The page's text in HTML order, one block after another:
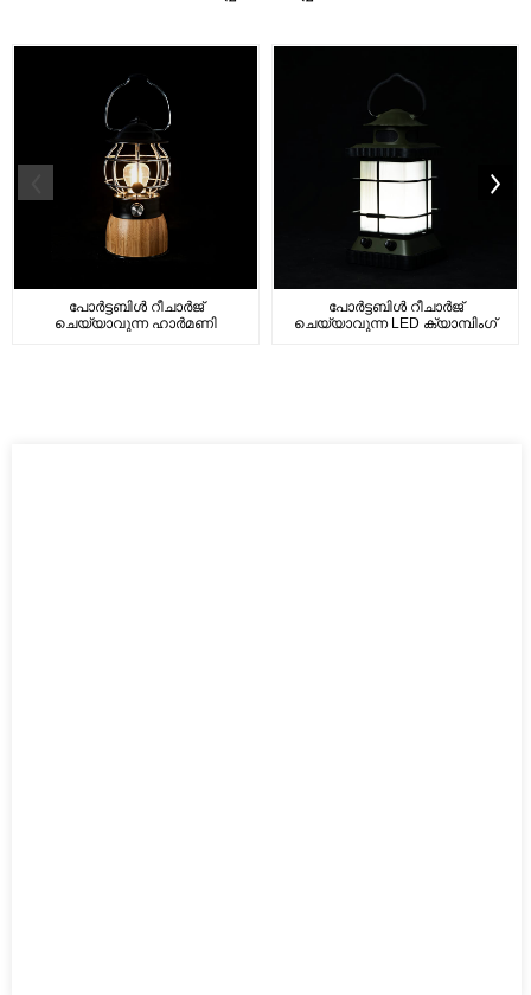
പോർട്ടബിൾ റീചാർജ്
ചെയ്യാവുന്ന ഹാർമണി
പോർട്ടബിൾ റീചാർജ്
ചെയ്യാവുന്ന LED ക്യാമ്പിംഗ്